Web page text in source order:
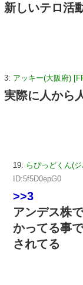
新しいテロ活
3: アッキー(大阪府)
実際に人から
19: らぴっどくん(
ID:5f5D0epG0
>>3
アンデス株
かってる事
されてる